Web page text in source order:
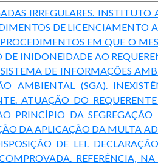
IRREGULARES.
DE
EM QUE O
INIDONEIDADE AO
DE INFORMAÇÕES
AMBIENTAL (SGA).
ATUAÇÃO DO
PRINCÍPIO DA
DA APLICAÇÃO DA MULTA
DE LEI.
REFERÊNCIA,